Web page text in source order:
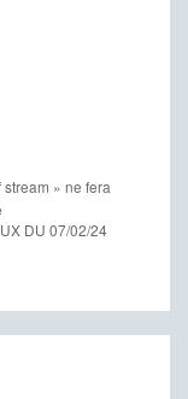
» ne fera
DU 07/02/24